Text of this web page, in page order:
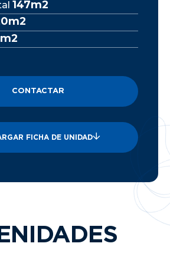
147m2
CONTACTAR
FICHA DE UNIDAD